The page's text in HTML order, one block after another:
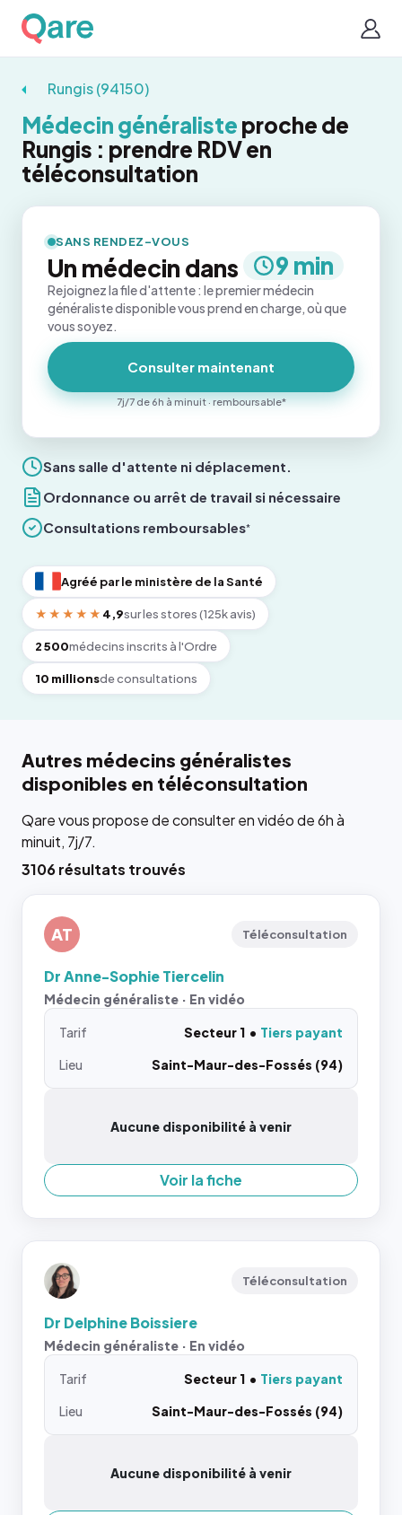
Rungis (94150)
Médecin généraliste proche de
Rungis : prendre RDV en
téléconsultation
Sans salle d'attente ni déplacement.
Ordonnance ou arrêt de travail si nécessaire
Consultations remboursables*
Agréé par le ministère de la Santé
★★★★★ 4,9sur les stores (125k avis)
2 500médecins inscrits à l'Ordre
10 millionsde consultations
SANS RENDEZ-VOUS
Un médecin dans 9 min
Rejoignez la file d'attente : le premier médecin
généraliste disponible vous prend en charge, où que
vous soyez.
Consulter maintenant
7j/7 de 6h à minuit · remboursable*
Autres médecins généralistes
disponibles en téléconsultation
Qare vous propose de consulter en vidéo de 6h à
minuit, 7j/7.
3106 résultats trouvés
AT Téléconsultation
Dr Anne-Sophie Tiercelin
Médecin généraliste · En vidéo
Tarif Secteur 1
Tiers payant
Lieu
Saint-Maur-des-Fossés (94)
Aucune disponibilité à venir
Voir la fiche
Téléconsultation
Dr Delphine Boissiere
Médecin généraliste · En vidéo
Tarif Secteur 1
Tiers payant
Lieu
Saint-Maur-des-Fossés (94)
Aucune disponibilité à venir